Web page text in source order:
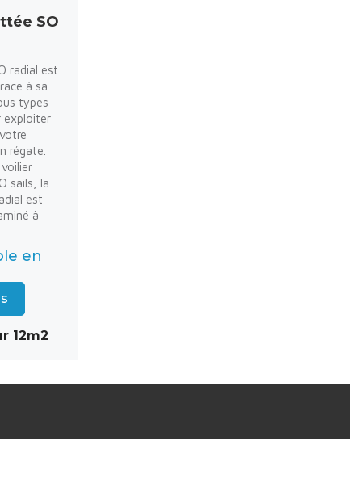
SO
radial est
à sa
types
exploiter
régate.
sails, la
est
à
en
12m2